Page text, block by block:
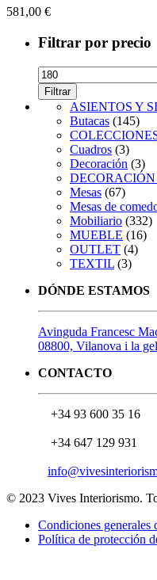
581,00 €
Filtrar por precio
Precio
mínimo
Filtrar
ASIENTOS Y
Butacas (145)
Cuadros (3)
Decoración (3)
Mesas (67)
Mesas de
Mobiliario (332)
MUEBLE (16)
OUTLET (4)
TEXTIL (3)
DÓNDE ESTAMOS
Avinguda Francesc
08800, Vilanova i la
CONTACTO
+34 93 600 35 16
+34 647 129 931
© 2023 Vives Interiorismo.
Condiciones generales
Política de protección